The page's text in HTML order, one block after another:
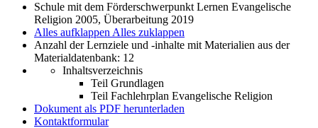
Schule mit dem Förderschwerpunkt Lernen Evangelische
Religion 2005, Überarbeitung 2019
Alles aufklappen Alles zuklappen
Anzahl der Lernziele und -inhalte mit Materialien aus der
Materialdatenbank: 12
Inhaltsverzeichnis
Teil Grundlagen
Teil Fachlehrplan Evangelische Religion
Dokument als PDF herunterladen
Kontaktformular